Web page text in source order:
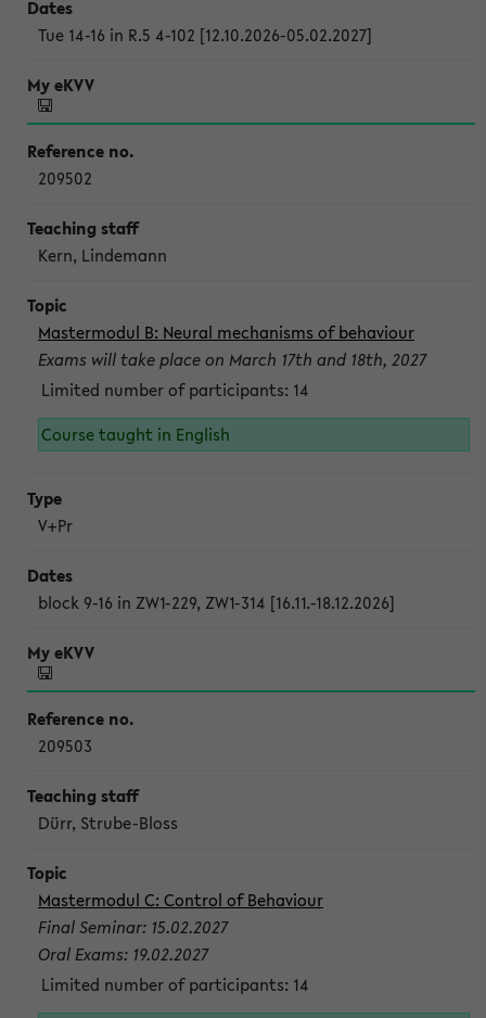
Tue 14-16 in R.5 4-102 [12.10.2026-05.02.2027]
209502
Kern, Lindemann
Mastermodul B: Neural mechanisms of behaviour
Exams will take place on March 17th and 18th, 2027
Limited number of participants: 14
Course taught in English
V+Pr
block 9-16 in ZW1-229, ZW1-314 [16.11.-18.12.2026]
209503
Dürr, Strube-Bloss
Mastermodul C: Control of Behaviour
Final Seminar: 15.02.2027
Oral Exams: 19.02.2027
Limited number of participants: 14